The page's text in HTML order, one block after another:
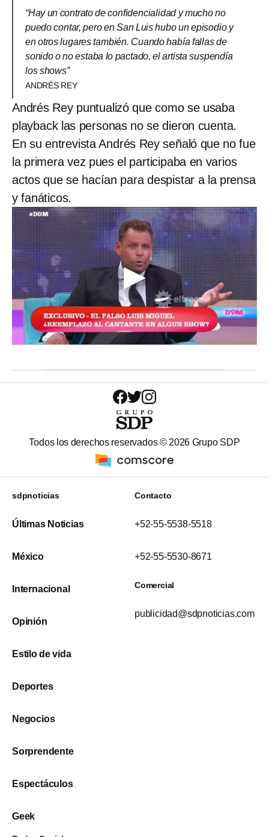
“Hay un contrato de confidencialidad y mucho no
puedo contar, pero en San Luis hubo un episodio y
en otros lugares también. Cuando había fallas de
sonido o no estaba lo pactado, el artista suspendía
los shows”
ANDRÉS REY
Andrés Rey puntualizó que como se usaba
playback las personas no se dieron cuenta.
En su entrevista Andrés Rey señaló que no fue
la primera vez pues el participaba en varios
actos que se hacían para despistar a la prensa
y fanáticos.
Todos los derechos reservados © 2026 Grupo SDP
sdpnoticias
Últimas Noticias
México
Internacional
Opinión
Estilo de vida
Deportes
Negocios
Sorprendente
Espectáculos
Geek
Contacto
+52-55-5538-5518
+52-55-5530-8671
Comercial
publicidad@sdpnoticias.com